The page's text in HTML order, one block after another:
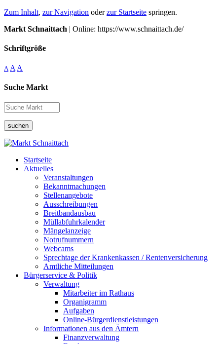
Zum Inhalt, zur Navigation oderzur Startseite springen.
Markt Schnaittach | Online: https://www.schnaittach.de/
Schriftgröße
A A A
Suche Markt
suchen
Startseite
Aktuelles
Veranstaltungen
Bekanntmachungen
Stellenangebote
Ausschreibungen
Breitbandausbau
Müllabfuhrkalender
Mängelanzeige
Notrufnummern
Webcams
Sprechtage der Krankenkassen / Rentenversicherung
Amtliche Mitteilungen
Bürgerservice & Politik
Verwaltung
Mitarbeiter im Rathaus
Organigramm
Aufgaben
Online-Bürgerdienstleistungen
Informationen aus den Ämtern
Finanzverwaltung